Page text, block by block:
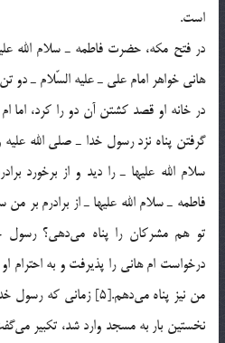
است.
در فتح مكه، حضرت فاطمه ـ سلام الله
هانی خواهر امام علی ـ علیه السّلام ـ دو تن
در خانه او قصد كشتن آن دو را كرد، اما
گرفتن پناه نزد رسول خدا ـ صلی الله
سلام الله علیها‌ ـ را دید و از برخورد
فاطمه ـ سلام الله علیها ـ از برادرم بر
تو هم مشركان را پناه می‌دهی؟ رسول
درخواست ام هانی را پذیرفت و به احترام
من نیز پناه می‌دهم.[5]
نخستین بار به مسجد وارد شد، تكبیر